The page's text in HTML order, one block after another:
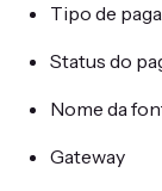
Tipo de
Status do
Nome da
Gateway